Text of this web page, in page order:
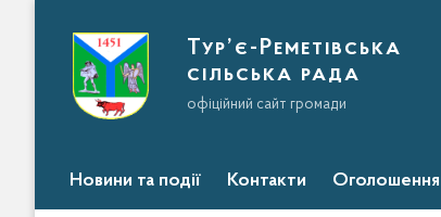
Тур’є-Реметівська
сільська рада
офіційний сайт громади
Новини та події Контакти Оголошення